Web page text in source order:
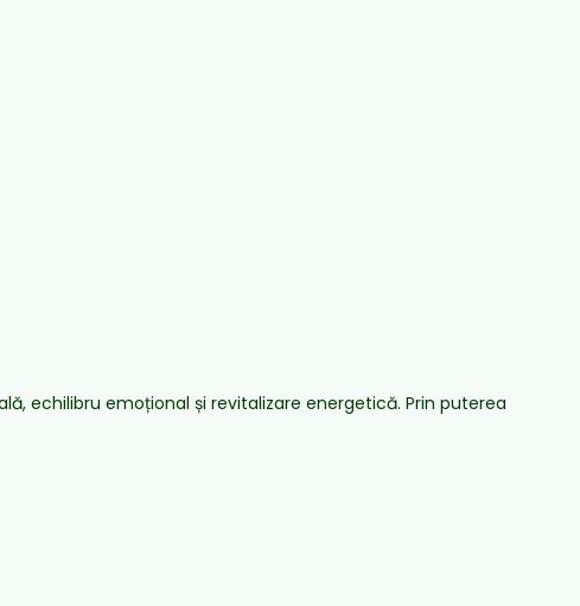
echilibru emoțional și revitalizare energetică. Prin puterea